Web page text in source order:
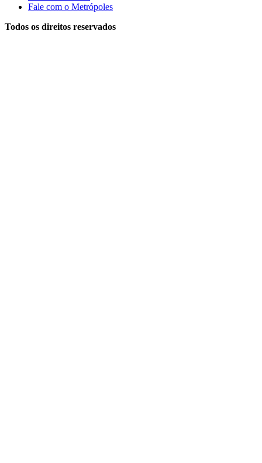
Fale com o Metrópoles
Todos os direitos reservados